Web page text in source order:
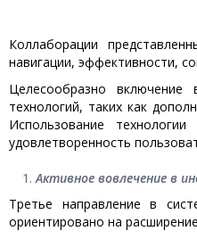
Коллаборации
навигации, эффективности,
Целесообразно
технологий, таких как
Использование
удовлетворенность
Активное вовлечение в
Третье направление в
ориентировано на